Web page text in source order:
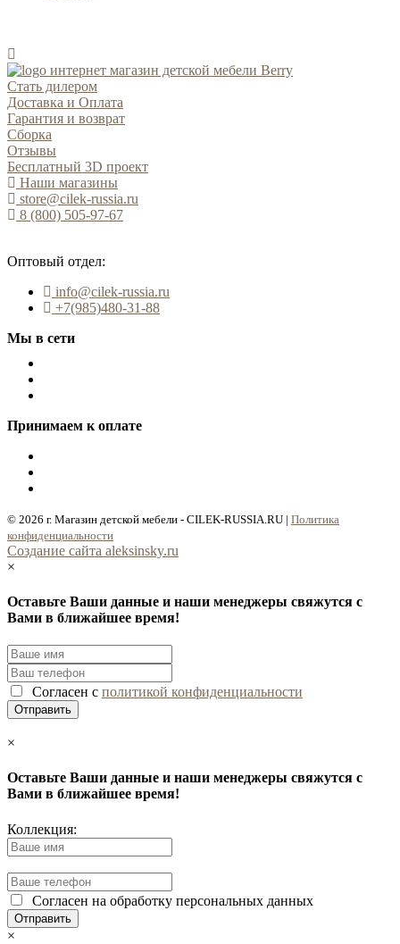
Стать дилером
Доставка и Оплата
Гарантия и возврат
Сборка
Отзывы
Бесплатный 3D проект
Наши магазины
store@cilek-russia.ru
8 (800) 505-97-67
Оптовый отдел:
info@cilek-russia.ru
+7(985)480-31-88
Мы в сети
Принимаем к оплате
© 2026 г. Магазин детской мебели - CILEK-RUSSIA.RU | Политика
конфиденциальности
Cоздание сайта aleksinsky.ru
×
Оставьте Ваши данные и наши менеджеры свяжутся с
Вами в ближайшее время!
Согласен с политикой конфиденциальности
×
Оставьте Ваши данные и наши менеджеры свяжутся с
Вами в ближайшее время!
Коллекция:
Согласен на обработку персональных данных
×